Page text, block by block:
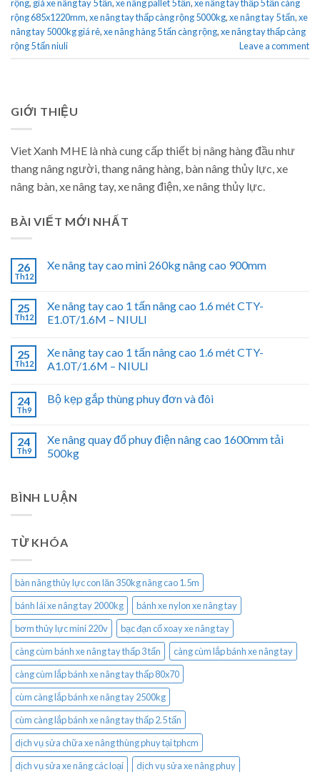
rộng, giá xe nâng tay 5 tấn,xe nâng pallet 5 tấn,xe nâng tay thấp 5 tấn càng
rộng 685x1220mm,xe nâng tay thấp càng rộng 5000kg,xe nâng tay 5 tấn,xe
nâng tay 5000kg giá rẻ,xe nâng hàng 5 tấn càng rộng,xe nâng tay thấp càng
rộng 5 tấn niuli
Leave a comment
GIỚI THIỆU
Viet Xanh MHE là nhà cung cấp thiết bị nâng hàng đầu như
thang nâng người, thang nâng hàng, bàn nâng thủy lực, xe
nâng bàn, xe nâng tay, xe nâng điện, xe nâng thủy lực.
BÀI VIẾT MỚI NHẤT
26
Th12
Xe nâng tay cao mini 260kg nâng cao 900mm
25
Th12
Xe nâng tay cao 1 tấn nâng cao 1.6 mét CTY-
E1.0T/1.6M – NIULI
25
Th12
Xe nâng tay cao 1 tấn nâng cao 1.6 mét CTY-
A1.0T/1.6M – NIULI
24
Th9
Bộ kẹp gắp thùng phuy đơn và đôi
24
Th9
Xe nâng quay đổ phuy điện nâng cao 1600mm tải
500kg
BÌNH LUẬN
TỪ KHÓA
bàn nâng thủy lực con lăn 350kg nâng cao 1.5m
bánh lái xe nâng tay 2000kg
bánh xe nylon xe nâng tay
bơm thủy lực mini 220v
bạc đạn cổ xoay xe nâng tay
càng cùm bánh xe nâng tay thấp 3 tấn
càng cùm lắp bánh xe nâng tay
càng cùm lắp bánh xe nâng tay thấp 80x70
cùm càng lắp bánh xe nâng tay 2500kg
cùm càng lắp bánh xe nâng tay thấp 2.5 tấn
dịch vụ sửa chữa xe nâng thùng phuy tại tphcm
dịch vụ sửa xe nâng các loại
dịch vụ sửa xe nâng phuy